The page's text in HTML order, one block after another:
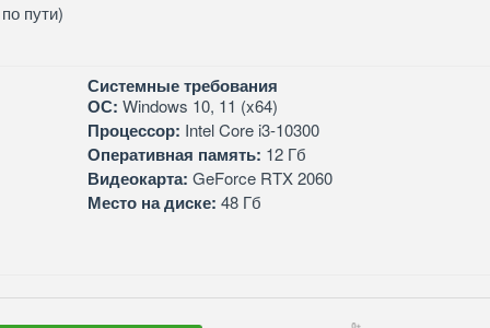
пути)
Системные требования
ОС: Windows 10, 11 (x64)
Процессор: Intel Core i3-10300
Оперативная память: 12 Гб
Видеокарта: GeForce RTX 2060
Место на диске: 48 Гб